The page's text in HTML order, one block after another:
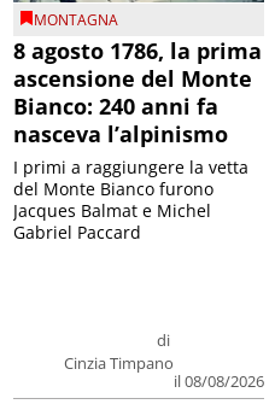
MONTAGNA
8 agosto 1786, la prima
ascensione del Monte
Bianco: 240 anni fa
nasceva l’alpinismo
di
Cinzia Timpano
il 08/08/2026
I primi a raggiungere la vetta
del Monte Bianco furono
Jacques Balmat e Michel
Gabriel Paccard